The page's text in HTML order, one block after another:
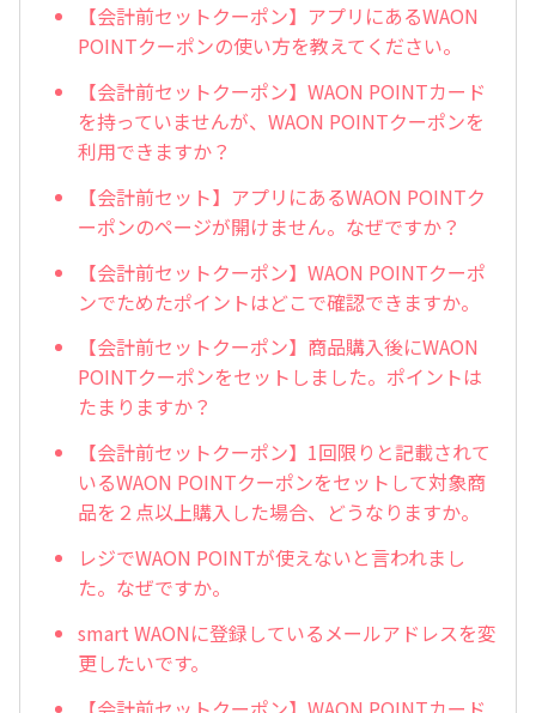
【会計前セットクーポン】アプリにあるWAON
POINTクーポンの使い方を教えてください。
【会計前セットクーポン】WAON POINTカード
を持っていませんが、WAON POINTクーポンを
利用できますか？
【会計前セット】アプリにあるWAON POINTク
ーポンのページが開けません。なぜですか？
【会計前セットクーポン】WAON POINTクーポ
ンでためたポイントはどこで確認できますか。
【会計前セットクーポン】商品購入後にWAON
POINTクーポンをセットしました。ポイントは
たまりますか？
【会計前セットクーポン】1回限りと記載されて
いるWAON POINTクーポンをセットして対象商
品を２点以上購入した場合、どうなりますか。
レジでWAON POINTが使えないと言われまし
た。なぜですか。
smart WAONに登録しているメールアドレスを変
更したいです。